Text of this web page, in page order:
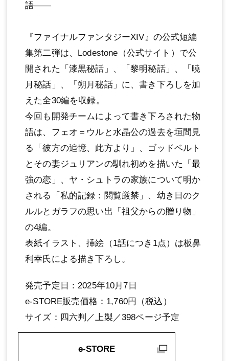
語――
『ファイナルファンタジーXIV』の公式短編
集第二弾は、Lodestone（公式サイト）で公
開された「漆黒秘話」、「黎明秘話」、「暁
月秘話」、「朔月秘話」に、書き下ろしを加
えた全30編を収録。
今回も開発チームによって書き下ろされた物
語は、フェオ＝ウルと水晶公の過去を垣間見
る「彼方の追憶、此方より」、ゴッドベルト
とその妻ジュリアンの馴れ初めを描いた「最
強の恋」、ヤ・シュトラの家族について明か
される「私的記録：閲覧厳禁」、幼き日のク
ルルとガラフの思い出「祖父からの贈り物」
の4編。
表紙イラスト、挿絵（1話につき1点）は板鼻
利幸氏による描き下ろし。
発売予定日：2025年10月7日
e-STORE販売価格：1,760円（税込）
サイズ：四六判／上製／398ページ予定
e-STORE